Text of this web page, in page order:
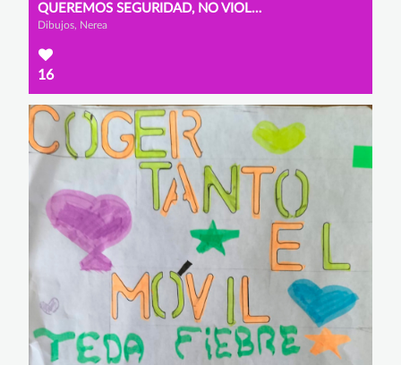
QUEREMOS SEGURIDAD, NO VIOLACIÓN DE LA PRIVACIDAD
Dibujos, Nerea
16